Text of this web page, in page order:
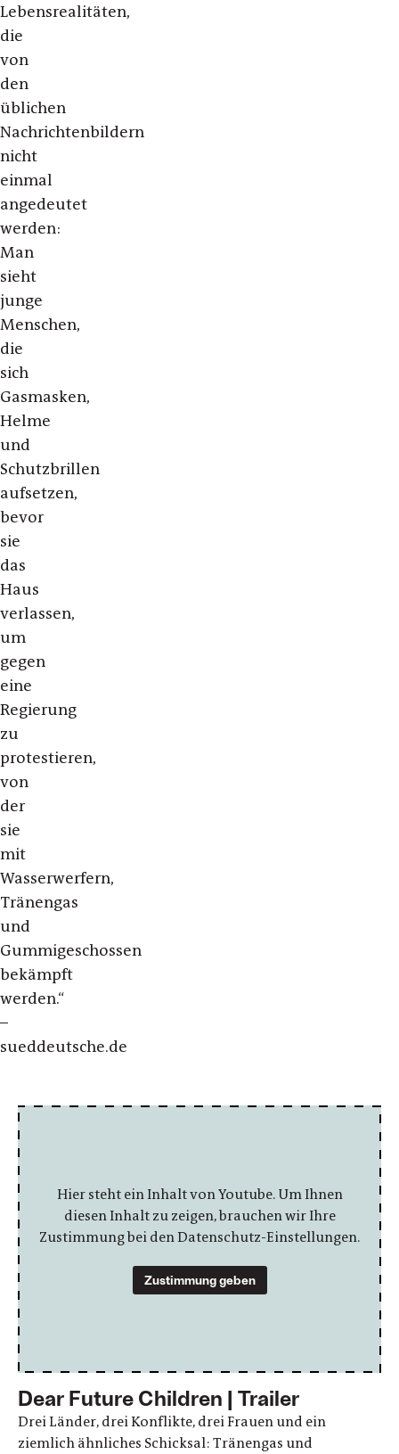
Lebensrealitäten,
die
von
den
üblichen
Nachrichtenbildern
nicht
einmal
angedeutet
werden:
Man
sieht
junge
Menschen,
die
sich
Gasmasken,
Helme
und
Schutzbrillen
aufsetzen,
bevor
sie
das
Haus
verlassen,
um
gegen
eine
Regierung
zu
protestieren,
von
der
sie
mit
Wasserwerfern,
Tränengas
und
Gummigeschossen
bekämpft
werden.“
–
sueddeutsche.de
Hier steht ein Inhalt von Youtube. Um Ihnen
diesen Inhalt zu zeigen, brauchen wir Ihre
Zustimmung bei den Datenschutz-Einstellungen.
Zustimmung geben
Dear Future Children | Trailer
Drei Länder, drei Konflikte, drei Frauen und ein
ziemlich ähnliches Schicksal: Tränengas und